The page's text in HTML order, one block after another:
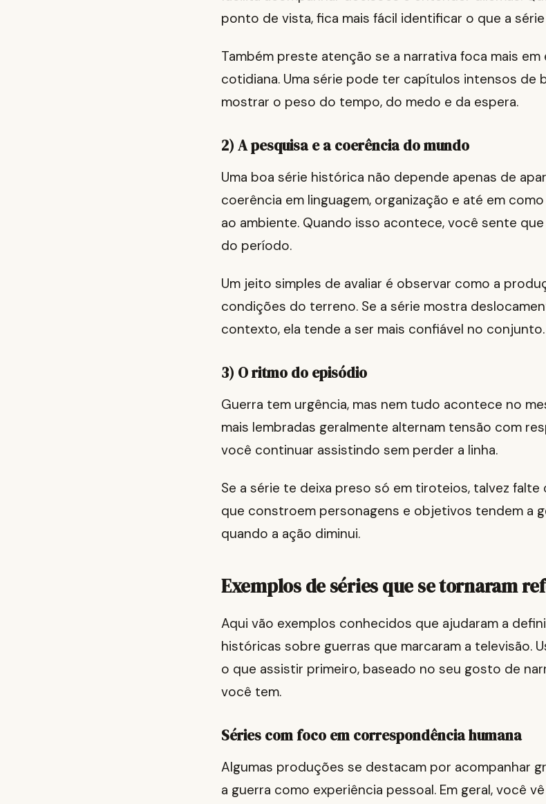
ponto de vista, fica mais fácil identificar o que a
Também preste atenção se a narrativa foca mais
cotidiana. Uma série pode ter capítulos intensos de
mostrar o peso do tempo, do medo e da espera.
2) A pesquisa e a coerência do mundo
Uma boa série histórica não depende apenas de
coerência em linguagem, organização e até em
ao ambiente. Quando isso acontece, você sente
do período.
Um jeito simples de avaliar é observar como a
condições do terreno. Se a série mostra
contexto, ela tende a ser mais confiável no conjunto.
3) O ritmo do episódio
Guerra tem urgência, mas nem tudo acontece no
mais lembradas geralmente alternam tensão com
você continuar assistindo sem perder a linha.
Se a série te deixa preso só em tiroteios, talvez falte
que constroem personagens e objetivos tendem a
quando a ação diminui.
Exemplos de séries que se tornaram
Aqui vão exemplos conhecidos que ajudaram a
históricas sobre guerras que marcaram a televisão.
o que assistir primeiro, baseado no seu gosto de
você tem.
Séries com foco em correspondência humana
Algumas produções se destacam por acompanhar
a guerra como experiência pessoal. Em geral, você